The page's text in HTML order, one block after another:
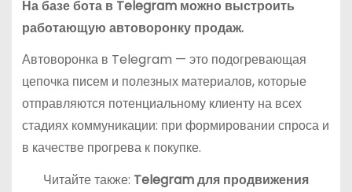
На базе бота в Telegram можно выстроить
работающую автоворонку продаж.
Автоворонка в Telegram — это подогревающая
цепочка писем и полезных материалов, которые
отправляются потенциальному клиенту на всех
стадиях коммуникации: при формировании спроса и
в качестве прогрева к покупке.
Читайте также: Telegram для продвижения